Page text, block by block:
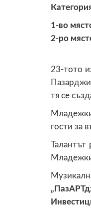
1-во
2-ро
23-тото
тя се
гости за